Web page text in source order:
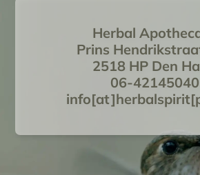
Herbal
Prins
2518 HP Den
06-42145040